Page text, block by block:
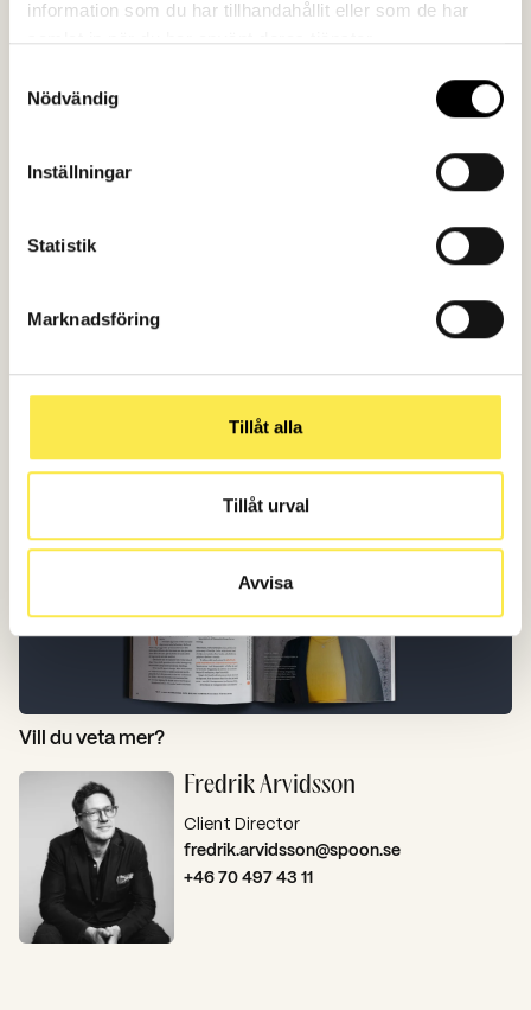
information som du har tillhandahållit eller som de har
samlat in när du har använt deras tjänster.
Nödvändig
Inställningar
Statistik
Marknadsföring
Tillåt alla
Tillåt urval
Avvisa
Vill du veta mer?
Fredrik Arvidsson
Client Director
fredrik.arvidsson@spoon.se
+46 70 497 43 11